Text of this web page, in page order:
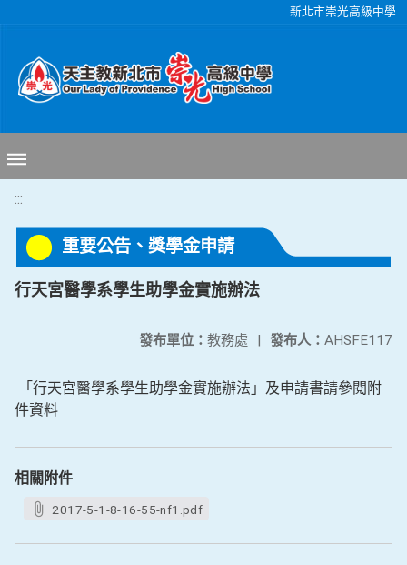
新北市崇光高級中學
:::
重要公告、獎學金申請
行天宮醫學系學生助學金實施辦法
發布人： AHSFE117
發布單位： 教務處 |
「行天宮醫學系學生助學金實施辦法」及申請書請參閱附
件資料
相關附件
2017-5-1-8-16-55-nf1.pdf